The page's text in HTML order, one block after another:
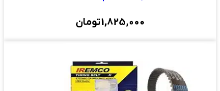
1,825,000تومان